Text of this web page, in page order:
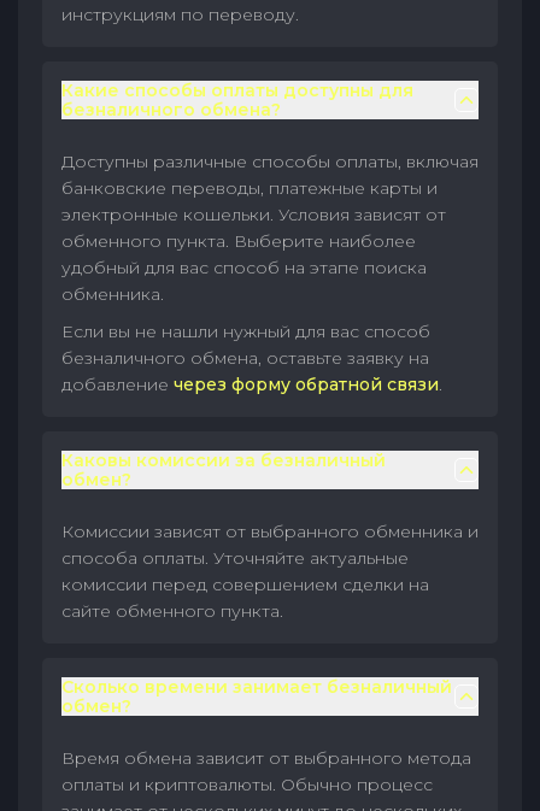
инструкциям по переводу.
Какие способы оплаты доступны для
безналичного обмена?
Доступны различные способы оплаты, включая
банковские переводы, платежные карты и
электронные кошельки. Условия зависят от
обменного пункта. Выберите наиболее
удобный для вас способ на этапе поиска
обменника.
Если вы не нашли нужный для вас способ
безналичного обмена, оставьте заявку на
добавление через форму обратной связи.
Каковы комиссии за безналичный
обмен?
Комиссии зависят от выбранного обменника и
способа оплаты. Уточняйте актуальные
комиссии перед совершением сделки на
сайте обменного пункта.
Сколько времени занимает безналичный
обмен?
Время обмена зависит от выбранного метода
оплаты и криптовалюты. Обычно процесс